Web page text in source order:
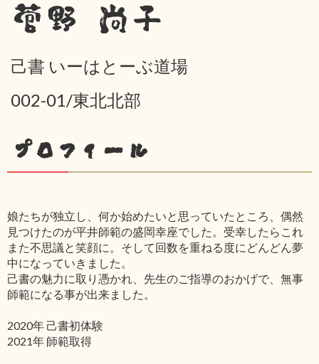
菅野 尚子
己書 いーはとーぶ道場
002-01/東北北部
プロフィール
娘たちが独立し、何か始めたいと思っていたところ、偶然
見つけたのが平井師範の盛岡幸座でした。受幸したらこれ
また不思議と笑顔に。そして回数を重ねる度にどんどん夢
中になっていきました。
己書の魅力に取り憑かれ、先生のご指導のおかげで、無事
師範になる事が出来ました。
2020年 己書初体験
2021年 師範取得